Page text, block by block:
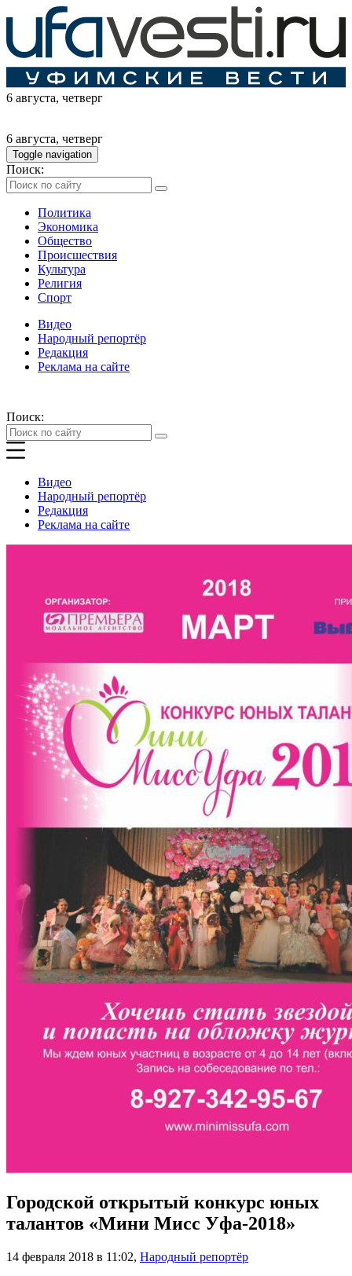
6 августа, четверг
6 августа, четверг
Toggle navigation
Поиск:
Политика
Экономика
Общество
Происшествия
Культура
Религия
Спорт
Видео
Народный репортёр
Редакция
Реклама на сайте
Поиск:
Видео
Народный репортёр
Редакция
Реклама на сайте
Городской открытый конкурс юных
талантов «Мини Мисс Уфа-2018»
14 февраля 2018 в 11:02, Народный репортёр